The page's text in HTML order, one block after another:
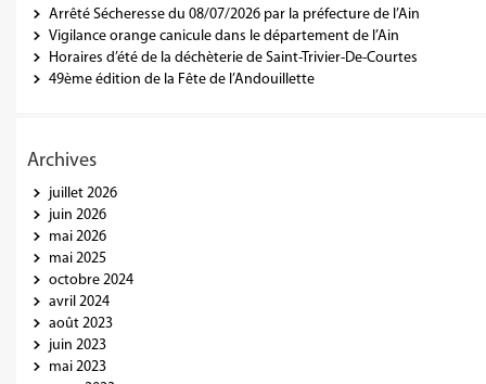
Arrêté Sécheresse du 08/07/2026 par la préfecture de l’Ain
Vigilance orange canicule dans le département de l’Ain
Horaires d’été de la déchèterie de Saint-Trivier-De-Courtes
49ème édition de la Fête de l’Andouillette
Archives
juillet 2026
juin 2026
mai 2026
mai 2025
octobre 2024
avril 2024
août 2023
juin 2023
mai 2023